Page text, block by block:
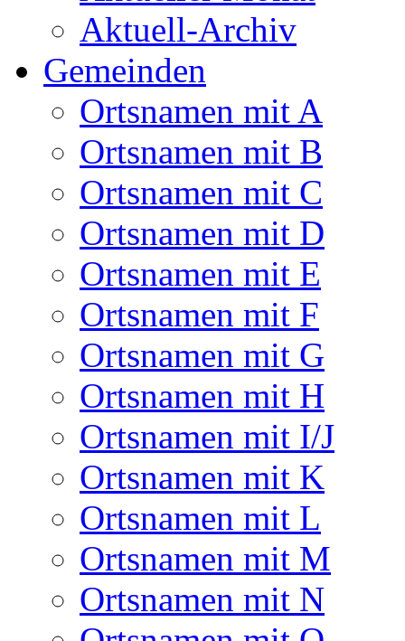
Aktuell-Archiv
Gemeinden
Ortsnamen mit A
Ortsnamen mit B
Ortsnamen mit C
Ortsnamen mit D
Ortsnamen mit E
Ortsnamen mit F
Ortsnamen mit G
Ortsnamen mit H
Ortsnamen mit I/J
Ortsnamen mit K
Ortsnamen mit L
Ortsnamen mit M
Ortsnamen mit N